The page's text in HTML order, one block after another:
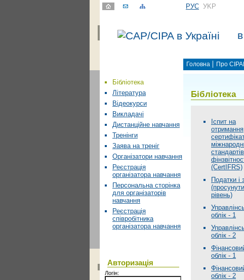
РУС УKР
Головна Про
Бібліотека
Література
Відеокурси
Викладачі
Дистанційне навчання
Тренінги
Заява на треніг
Організатори навчання
Реєстрація
організатора навчання
Персональна сторінка
для організаторів
навчання
Реєстрація
співробітника
організатора навчання
Авторизація
Логін:
Бібліотека
Іспит на
отримання
стандартів
(CertIFRS)
Податки і
рівень)
облік - 1
облік - 2
облік - 1
облік - 2